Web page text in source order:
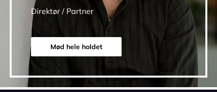
Direktør / Partner
Mød hele holdet